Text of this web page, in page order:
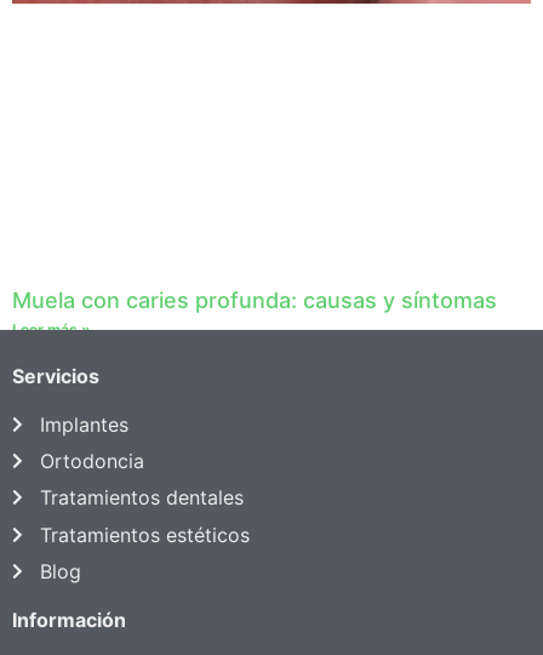
Muela con caries profunda: causas y síntomas
Leer más »
Servicios
Implantes
Ortodoncia
Tratamientos dentales
Tratamientos estéticos
Blog
Información